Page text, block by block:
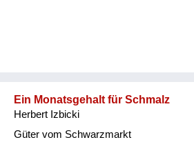
Ein Monatsgehalt für Schmalz
Herbert Izbicki
Güter vom Schwarzmarkt